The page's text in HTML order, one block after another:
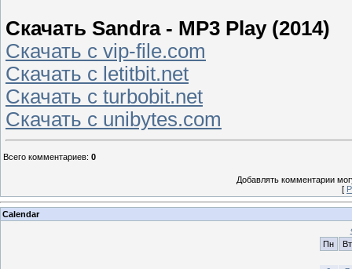
Скачать Sandra - MP3 Play (2014)
Скачать с vip-file.com
Скачать с letitbit.net
Скачать с turbobit.net
Скачать с unibytes.com
Всего комментариев: 0
Добавлять комментарии
[
Calendar
Пн
Вт